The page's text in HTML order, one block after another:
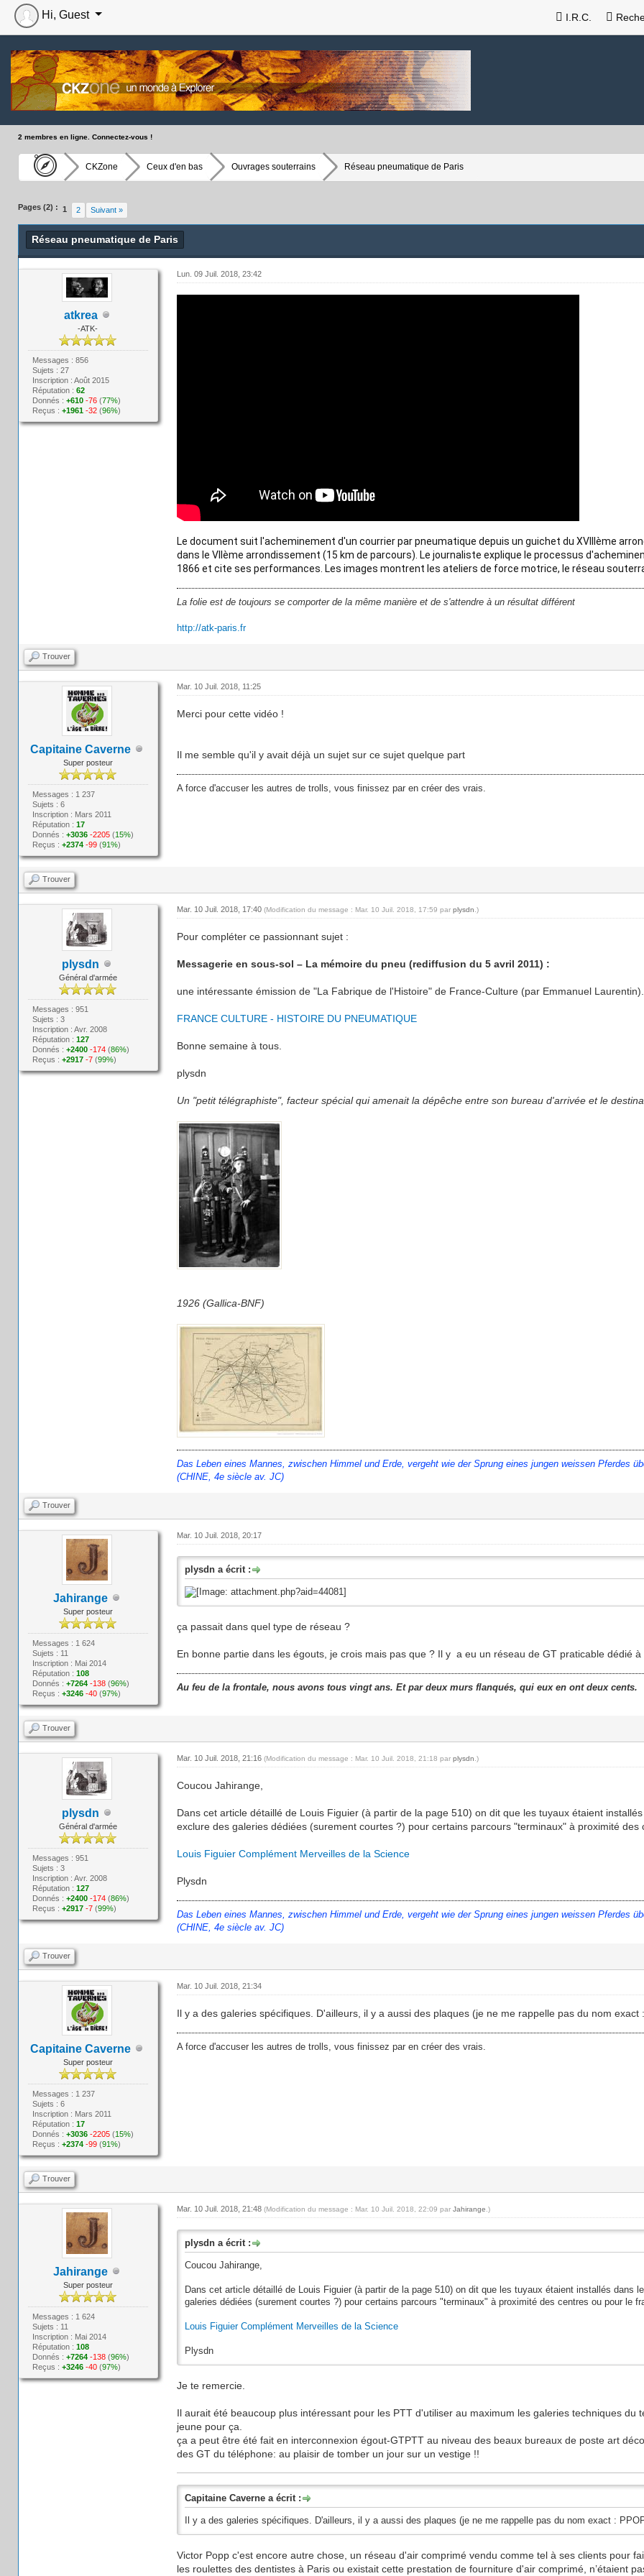
I.R.C.
Hi, Guest
2 membres en ligne. Connectez-vous !
CKZone Ceux d'en bas Ouvrages souterrains Réseau pneumatique de Paris
Pages (2) : 1 2 Suivant »
Réseau pneumatique de Paris
atkrea
-ATK-
Messages : 856
Sujets : 27
Inscription : Août 2015
Réputation : 62
Donnés : +610 -76(77%)
Reçus : +1961 -32(96%)
Lun. 09 Juil. 2018, 23:42
Le document suit l'acheminement d'un courrier par pneumatique depuis un guichet du XVIIIème
dans le VIIème arrondissement (15 km de parcours). Le journaliste explique le processus
1866 et cite ses performances. Les images montrent les ateliers de force motrice, le réseau
La folie est de toujours se comporter de la même manière et de s'attendre à un résultat différent
http://atk-paris.fr
Trouver
Capitaine Caverne
Super posteur
Messages : 1 237
Sujets : 6
Inscription : Mars 2011
Réputation : 17
Donnés : +3036 -2205(15%)
Reçus : +2374 -99(91%)
Mar. 10 Juil. 2018, 11:25
Merci pour cette vidéo !
Il me semble qu'il y avait déjà un sujet sur ce sujet quelque part
A force d'accuser les autres de trolls, vous finissez par en créer des vrais.
Trouver
plysdn
Général d'armée
Messages : 951
Sujets : 3
Inscription : Avr. 2008
Réputation : 127
Donnés : +2400 -174(86%)
Reçus : +2917 -7(99%)
Mar. 10 Juil. 2018, 17:40 (Modification du message : Mar. 10 Juil. 2018, 17:59 par plysdn .)
Pour compléter ce passionnant sujet :
Messagerie en sous-sol – La mémoire du pneu (rediffusion du 5 avril 2011) :
une intéressante émission de "La Fabrique de l'Histoire" de France-Culture (par Emmanuel Laurentin).
FRANCE CULTURE - HISTOIRE DU PNEUMATIQUE
Bonne semaine à tous.
plysdn
Un "petit télégraphiste", facteur spécial qui amenait la dépêche entre son bureau d'arrivée et le
1926 (Gallica-BNF)
Das Leben eines Mannes, zwischen Himmel und Erde, vergeht wie der Sprung eines jungen weissen Pferdes
(CHINE, 4e siècle av. JC)
Trouver
Jahirange
Super posteur
Messages : 1 624
Sujets : 11
Inscription : Mai 2014
Réputation : 108
Donnés : +7264 -138(96%)
Reçus : +3246 -40(97%)
Mar. 10 Juil. 2018, 20:17
plysdn a écrit :
ça passait dans quel type de réseau ?
En bonne partie dans les égouts, je crois mais pas que ? Il y a eu un réseau de GT praticable dédié
Au feu de la frontale, nous avons tous vingt ans. Et par deux murs flanqués, qui eux en ont deux cents.
Trouver
plysdn
Général d'armée
Messages : 951
Sujets : 3
Inscription : Avr. 2008
Réputation : 127
Donnés : +2400 -174(86%)
Reçus : +2917 -7(99%)
Mar. 10 Juil. 2018, 21:16 (Modification du message : Mar. 10 Juil. 2018, 21:18 par plysdn .)
Coucou Jahirange,
Dans cet article détaillé de Louis Figuier (à partir de la page 510) on dit que les tuyaux étaient
exclure des galeries dédiées (surement courtes ?) pour certains parcours "terminaux" à proximité des
Louis Figuier Complément Merveilles de la Science
Plysdn
Das Leben eines Mannes, zwischen Himmel und Erde, vergeht wie der Sprung eines jungen weissen Pferdes
(CHINE, 4e siècle av. JC)
Trouver
Capitaine Caverne
Super posteur
Messages : 1 237
Sujets : 6
Inscription : Mars 2011
Réputation : 17
Donnés : +3036 -2205(15%)
Reçus : +2374 -99(91%)
Mar. 10 Juil. 2018, 21:34
Il y a des galeries spécifiques. D'ailleurs, il y a aussi des plaques (je ne me rappelle pas du nom
A force d'accuser les autres de trolls, vous finissez par en créer des vrais.
Trouver
Jahirange
Super posteur
Messages : 1 624
Sujets : 11
Inscription : Mai 2014
Réputation : 108
Donnés : +7264 -138(96%)
Reçus : +3246 -40(97%)
Mar. 10 Juil. 2018, 21:48 (Modification du message : Mar. 10 Juil. 2018, 22:09 par Jahirange .)
plysdn a écrit :
Coucou Jahirange,
Dans cet article détaillé de Louis Figuier (à partir de la page 510) on dit que les tuyaux étaient installés dans
galeries dédiées (surement courtes ?) pour certains parcours "terminaux" à proximité des centres ou pour le
Louis Figuier Complément Merveilles de la Science
Plysdn
Je te remercie.
Il aurait été beaucoup plus intéressant pour les PTT d'utiliser au maximum les galeries techniques
jeune pour ça.
ça a peut être été fait en interconnexion égout-GTPTT au niveau des beaux bureaux de poste art
des GT du téléphone: au plaisir de tomber un jour sur un vestige !!
Capitaine Caverne a écrit :
Il y a des galeries spécifiques. D'ailleurs, il y a aussi des plaques (je ne me rappelle pas du nom exact :
Victor Popp c'est encore autre chose, un réseau d'air comprimé vendu comme tel à ses clients pour
les roulettes des dentistes à Paris ou existait cette prestation de fourniture d'air comprimé, n’étaient